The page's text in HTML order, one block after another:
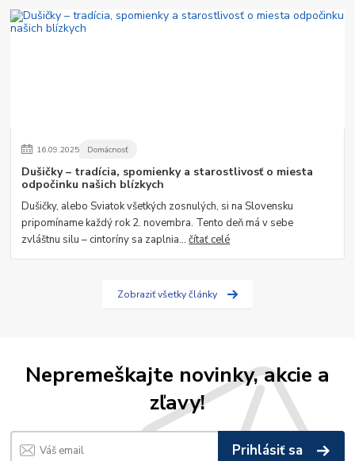
16.09.2025 Domácnosť
Dušičky – tradícia, spomienky a starostlivosť o miesta
odpočinku našich blízkych
Dušičky, alebo Sviatok všetkých zosnulých, si na Slovensku
pripomíname každý rok 2. novembra. Tento deň má v sebe
zvláštnu silu – cintoríny sa zaplnia...čítať celé
Zobraziť všetky články
Nepremeškajte novinky, akcie a
zľavy!
Prihlásiť sa